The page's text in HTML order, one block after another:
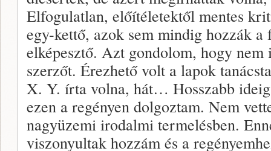
Elfogulatlan, előítéletektől mentes
egy-kettő, azok sem mindig hozzák a
elképesztő. Azt gondolom, hogy nem
szerzőt. Érezhető volt a lapok
X. Y. írta volna, hát… Hosszabb
ezen a regényen dolgoztam. Nem
nagyüzemi irodalmi termelésben.
viszonyultak hozzám és a